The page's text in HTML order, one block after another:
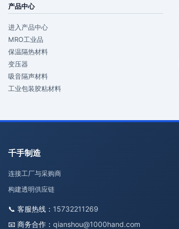
产品中心
进入产品中心
MRO工业品
保温隔热材料
变压器
吸音隔声材料
工业包装胶粘材料
千手制造
连接工厂与采购商
构建透明供应链
📞 客服热线： 15732211269
📧 商务合作： qianshou@1000hand.com